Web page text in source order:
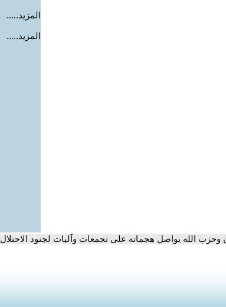
المزيد.....
المزيد.....
وحزب الله يواصل هجماته على تجمعات وآليات لجنود الاحتلال